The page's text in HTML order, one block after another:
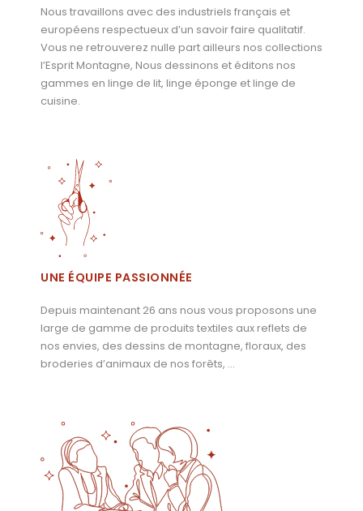
Nous travaillons avec des industriels français et
européens respectueux d’un savoir faire qualitatif.
Vous ne retrouverez nulle part ailleurs nos collections
l’Esprit Montagne, Nous dessinons et éditons nos
gammes en linge de lit, linge éponge et linge de
cuisine.
UNE ÉQUIPE PASSIONNÉE
Depuis maintenant 26 ans nous vous proposons une
large de gamme de produits textiles aux reflets de
nos envies, des dessins de montagne, floraux, des
broderies d’animaux de nos forêts, …